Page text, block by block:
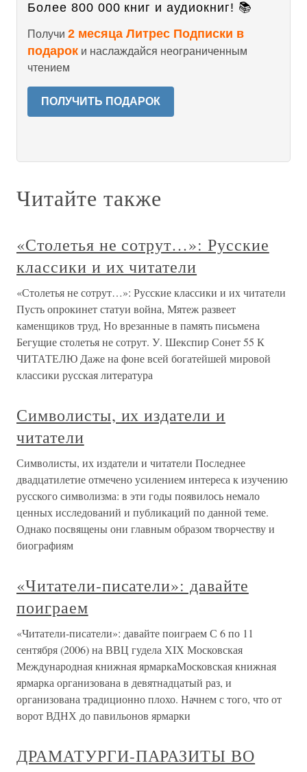
Более 800 000 книг и аудиокниг! 📚
Получи 2 месяца Литрес Подписки в
подарок и наслаждайся неограниченным
чтением
ПОЛУЧИТЬ ПОДАРОК
Читайте также
«Столетья не сотрут…»: Русские
классики и их читатели
«Столетья не сотрут…»: Русские классики и их читатели
Пусть опрокинет статуи война, Мятеж развеет
каменщиков труд, Но врезанные в память письмена
Бегущие столетья не сотрут. У. Шекспир Сонет 55 К
ЧИТАТЕЛЮ Даже на фоне всей богатейшей мировой
классики русская литература
Символисты, их издатели и
читатели
Символисты, их издатели и читатели Последнее
двадцатилетие отмечено усилением интереса к изучению
русского символизма: в эти годы появилось немало
ценных исследований и публикаций по данной теме.
Однако посвящены они главным образом творчеству и
биографиям
«Читатели-писатели»: давайте
поиграем
«Читатели-писатели»: давайте поиграем С 6 по 11
сентября (2006) на ВВЦ гудела ХIХ Московская
Международная книжная ярмаркаМосковская книжная
ярмарка организована в девятнадцатый раз, и
организована традиционно плохо. Начнем с того, что от
ворот ВДНХ до павильонов ярмарки
ДРАМАТУРГИ-ПАРАЗИТЫ ВО